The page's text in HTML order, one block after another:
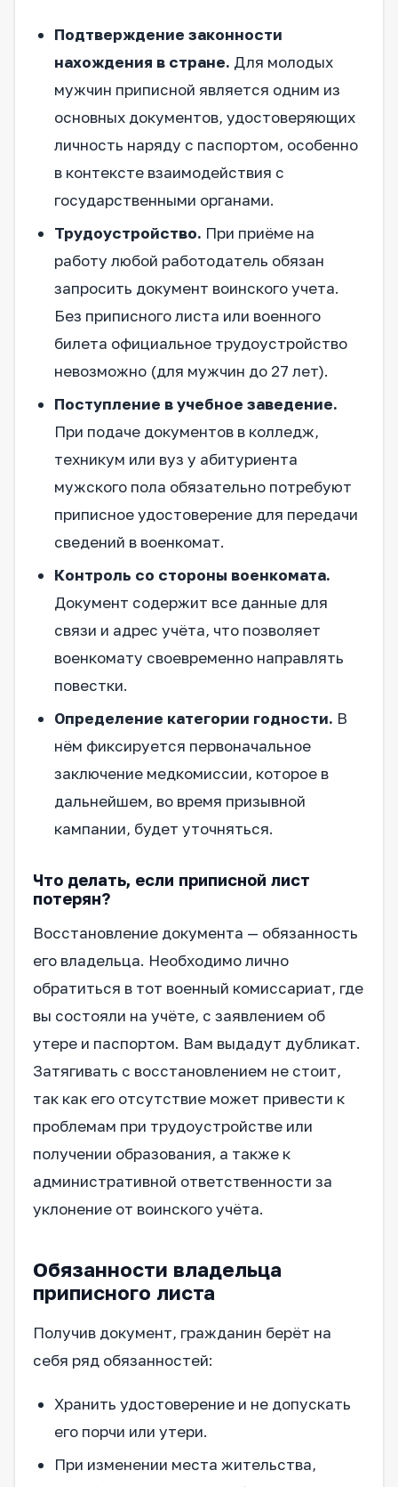
Подтверждение законности
нахождения в стране. Для молодых
мужчин приписной является одним из
основных документов, удостоверяющих
личность наряду с паспортом, особенно
в контексте взаимодействия с
государственными органами.
Трудоустройство. При приёме на
работу любой работодатель обязан
запросить документ воинского учета.
Без приписного листа или военного
билета официальное трудоустройство
невозможно (для мужчин до 27 лет).
Поступление в учебное заведение.
При подаче документов в колледж,
техникум или вуз у абитуриента
мужского пола обязательно потребуют
приписное удостоверение для передачи
сведений в военкомат.
Контроль со стороны военкомата.
Документ содержит все данные для
связи и адрес учёта, что позволяет
военкомату своевременно направлять
повестки.
Определение категории годности. В
нём фиксируется первоначальное
заключение медкомиссии, которое в
дальнейшем, во время призывной
кампании, будет уточняться.
Что делать, если приписной лист
потерян?
Восстановление документа — обязанность
его владельца. Необходимо лично
обратиться в тот военный комиссариат, где
вы состояли на учёте, с заявлением об
утере и паспортом. Вам выдадут дубликат.
Затягивать с восстановлением не стоит,
так как его отсутствие может привести к
проблемам при трудоустройстве или
получении образования, а также к
административной ответственности за
уклонение от воинского учёта.
Обязанности владельца
приписного листа
Получив документ, гражданин берёт на
себя ряд обязанностей:
Хранить удостоверение и не допускать
его порчи или утери.
При изменении места жительства,